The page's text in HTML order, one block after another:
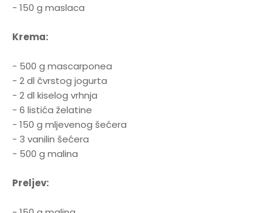
- 150 g maslaca
Krema:
- 500 g mascarponea
- 2 dl čvrstog jogurta
- 2 dl kiselog vrhnja
- 6 listića želatine
- 150 g mljevenog šećera
- 3 vanilin šećera
- 500 g malina
Preljev: